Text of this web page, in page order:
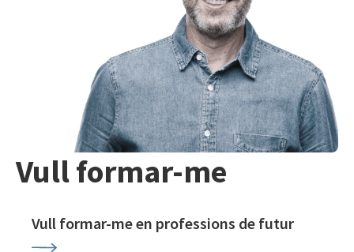
Vull formar-me
Vull formar-me en professions de futur